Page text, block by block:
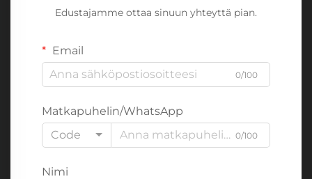
Edustajamme ottaa sinuun yhteyttä pian.
Email
0/100
Matkapuhelin/WhatsApp
Code
0/100
Nimi